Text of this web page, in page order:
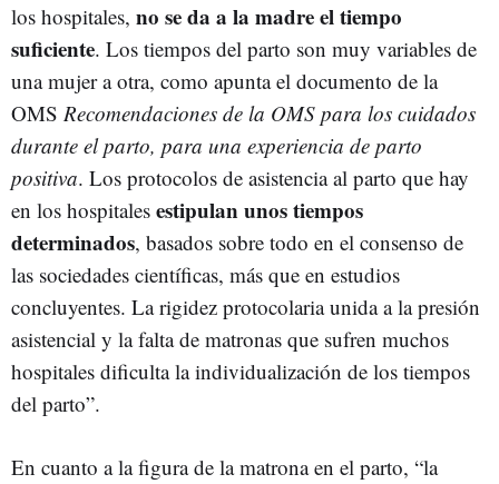
los hospitales, no se da a la madre el tiempo
suficiente. Los tiempos del parto son muy variables de
una mujer a otra, como apunta el documento de la
OMS Recomendaciones de la OMS para los cuidados
durante el parto, para una experiencia de parto
positiva. Los protocolos de asistencia al parto que hay
en los hospitales estipulan unos tiempos
determinados, basados sobre todo en el consenso de
las sociedades científicas, más que en estudios
concluyentes. La rigidez protocolaria unida a la presión
asistencial y la falta de matronas que sufren muchos
hospitales dificulta la individualización de los tiempos
del parto”.
En cuanto a la figura de la matrona en el parto, “la